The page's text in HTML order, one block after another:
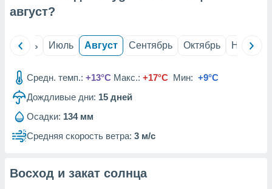
рекламы
сведения
август?
Июнь Июль Август Сентябрь Октябрь Ноябрь
Средн. темп.: +13°C Макс.: +17°C Мин: +9°C
Дождливые дни: 15 дней
Осадки: 134 мм
Средняя скорость ветра: 3 м/с
Восход и закат солнца